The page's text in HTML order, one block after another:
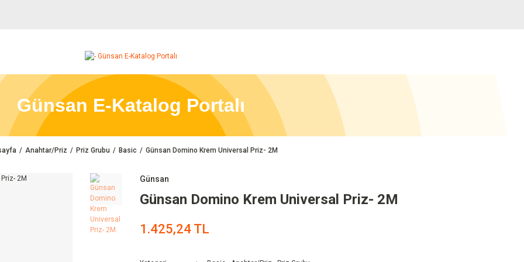
Günsan E-Katalog Portalı
Anahtar/Priz Priz Grubu Basic Günsan Domino Krem Universal Priz- 2M
Günsan
Günsan Domino Krem Universal Priz- 2M
1.425,24 TL